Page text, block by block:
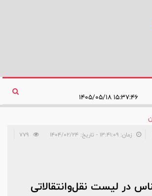
۱۵:۳۷:۴۶ ۱۴۰۵/۰۵/۱۸
زمان: ۱۳:۴۱:۰۹ - تاریخ: ۱۴۰۴/۰۲/۲۴
در لیست نقل‌وانتقالاتی